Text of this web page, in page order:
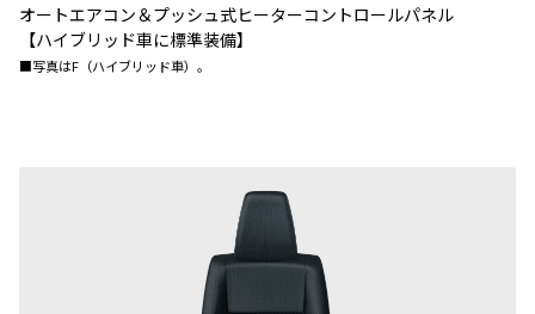
オートエアコン＆プッシュ式ヒーターコントロールパネル
【ハイブリッド車に標準装備】
■写真はF（ハイブリッド車）。